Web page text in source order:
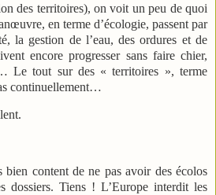
des territoires), on voit un peu de quoi
en terme d’écologie, passent par
la gestion de l’eau, des ordures et de
encore progresser sans faire chier,
Le tout sur des « territoires », terme
continuellement…
content de ne pas avoir des écolos
dossiers. Tiens ! L’Europe interdit les